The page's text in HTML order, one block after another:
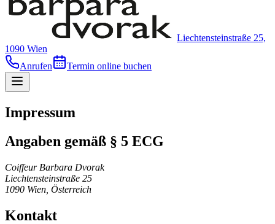
Liechtensteinstraße 25,
1090 Wien
Anrufen
Termin online buchen
Impressum
Angaben gemäß § 5 ECG
Coiffeur Barbara Dvorak
Liechtensteinstraße 25
1090 Wien, Österreich
Kontakt